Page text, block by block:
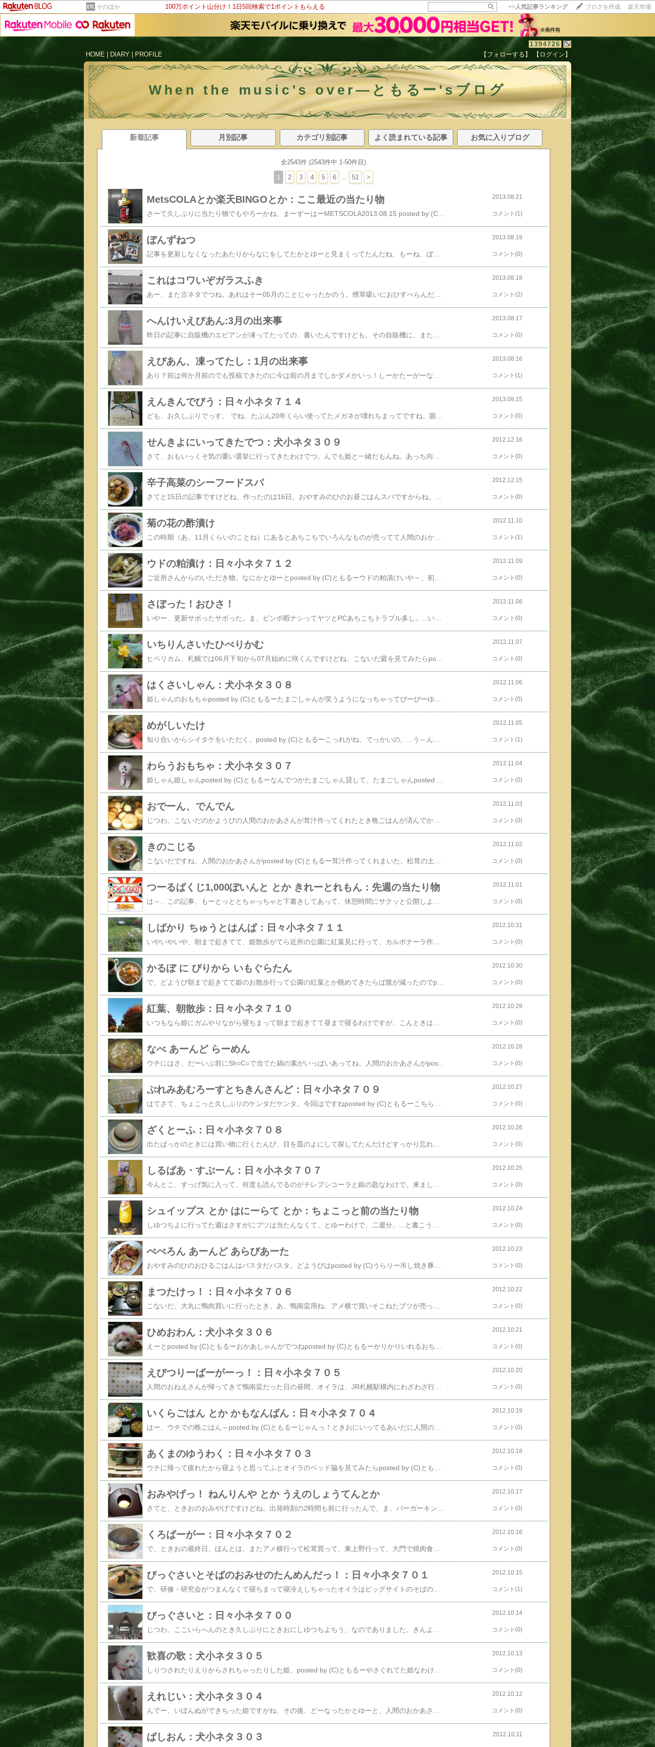
そのほか 100万ポイント山分け！1日5回検索で1ポイントもらえる >>人気記事ランキング ブログを作成 楽天市場
1394726
HOME
DIARY PROFILE 【フォローする】 【ログイン】
When the music's over―ともるー'sブログ
新着記事 月別記事 カテゴリ別記事 よく読まれている記事 お気に入りブログ
全2543件 (2543件中 1-50件目)
1 2 3 4 5 6 51 >
MetsCOLAとか楽天BINGOとか：ここ最近の当たり物
さーて久しぶりに当たり物でもやろーかね。まーずーはーMETSCOLA2013.08.15 posted by (C)ともるーモニプラかexciteクーポン(だったと思う)MetsCOLAトクホでんがな。これは最近、ヘルシアとか黒烏龍茶とか、トクホに凝りつつポテチ一袋喰っちゃう人間のおかあさんにあげましょうとも。んでね、多分一か月ぶりくらいに当たったのがposted by (C)ともるー楽天BINGOだっ！posted by (C)ともるーcongratulationposted by (C)ともるー選んでみたところposted by (C)ともるー50point Getだ！ぶっちゃけそれより嬉しかったのが１日たった51人しかあたらないposted by (C)ともるー電子ブック楽天〈Kobo〉初めて当たった。うれひいよぉ。←ま、ゆっちゃえば人気blogランキングへ←1pointなんですけどね。その他はposted by (C)ともるーG-Pointビンゴのお庭41,094番posted by (C)ともるーClubPanasonicP1グランプリ10,835番posted by (C)ともるーGpointクエスト3,747番posted by (C)ともるーECナビクッキングマスター3,637番posted by (C)ともるーま、ほどほどだったかも。
2013.08.21
コメント(1)
ぼんずねつ
記事を更新しなくなったあたりからなにをしてたかとゆーと見まくってたんだね。もーね、ぼんずひーばー。サイコーにおもしろいんだわposted by (C)ともるーBONES最初は人間のおねえさんが気に入って見ててね人間のおかあさんも見ててね、ウチ帰ったら二人がクッション抱えて見てるかDVDが映ったまま二人とも寝てるかだったのほんで姫はとほーに暮れてて。んで、オイラはハマるととことんハマるヒトだからしてほいでちゃんとパッケージでもってたいヒトなもんだからposted by (C)ともるーこーなるわけでつね。ほんで、順番通りに見たいヒトなんだ、オイラわ。とかゆーわけでぼんずねつ、いまだ冷めず！毎晩、夜な夜な見てるオレでつ。←いやー人気blogランキングへ←飽きないんだコレがでさ、字幕に異議あり！一番不満なのはproofとevidenceを両方とも「証拠」ってカンタンに訳しちゃうとこ。違うだろ、コレ。本編ではproofって滅多に出てこない言葉なんだけどproofって、心証も含めた証拠の意味で使われてんのねんでevidenceは物的証拠なワケでつよ、DNAやらマテリアルやらなんやかんや。せめてproofは「心証」って訳して欲しいオレでつ。もう一つはお名前。本編では状況によって呼びかけ方が違うの。ジャック・ホッジスってヒトへの呼びかけでも「ジャック」と「ホッジス」と「ドクターホッジス」って呼び分けてるの。モンテネグロさんは「ホッジー」って呼んだこともあったの。さすがに「ホッジー」はそのまんま字幕出たけど、ほかはぜんぶ「ジャック」なのね、字幕。違うだろコレ！もーちょっと考えて字幕つけて欲しいぜ。あとね、心理学用語も間違いばっか。そもそもshrinkってのは「心理療法をするヒト」って意味で「精神科医」じゃないじゃない。ドクター・スウィーツは医師免許持ってないし。ならば、「臨床心理士」くらいに訳せよって感じで。あ、書き出したらいっぱい出てくる出てくる。「解離」も多用されてるけどdissociationだけなはずなんだよね、「解離」。めんどくさいから略すけどさもーちょこっと気をつかっていただきたい。これさ、訳してる人に言ってるなじゃくて訳にOK出す会社に言いたいんだわ。マジで。
2013.08.19
コメント(0)
これはコワいぞガラスふき
あー、また古ネタでつね。あれはそー05月のことじゃったかのう。煙草吸いにおひすべらんだに出てみたらばむこーにおにーさんがおったのじゃ。posted by (C)ともるーおにーさんはバケツ降ろしてposted by (C)ともるー身を乗り出してposted by (C)ともるー足場みっけてposted by (C)ともるーさーらーにー降りてってposted by (C)ともるーファッサード(？)的ななにものかにonそしてposted by (C)ともるーなにごともなかたかのよーにposted by (C)ともるーガラスを拭いてくのであった。おにーさんてば、エラすぎ。サイコーに、こえーっす。←実にもー人気blogランキングへ←平然と拭いていらっしゃったでつねこのころに、作ったのはposted by (C)ともるーアラビアータとposted by (C)ともるーコトリヤード風エビとタラの蒸し煮
2013.08.18
コメント(2)
へんけいえびあん:3月の出来事 2013.08.17
コメント(0)
えびあん、凍ってたし：1月の出来事 2013.08.16
コメント(1)
えんきんでびう：日々小ネタ７１４ 2013.08.15
コメント(0)
せんきよにいってきたでつ：犬小ネタ３０９ 2012.12.16
コメント(0)
辛子高菜のシーフードスパ 2012.12.15
コメント(0)
菊の花の酢漬け
この時期（あ、11月くらいのことね）にあるとあちこちでいろんなものが売ってて人間のおかあさんがゲットしたのは紫の菊の花。こーれーでー作ってくれたのがposted by (C)ともるー菊の花の酢の物。これさ珍しい上に（オイラはじめて喰いまいた）シャキシャキしてんまい！←ま、その性質上人気blogランキングへ←メインにはならないんですけどね大滝秀治さんみたいな名脇役でございますとも。
2012.11.10
コメント(1)
ウドの粕漬け：日々小ネタ７１２ 2012.11.09
コメント(0)
さぼった！おひさ！ 2012.11.08
コメント(0)
いちりんさいたひぺりかむ 2012.11.07
コメント(0)
はくさいしゃん：犬小ネタ３０８ 2012.11.06
コメント(0)
めがしいたけ 2012.11.05
コメント(1)
わらうおもちゃ：犬小ネタ３０７ 2012.11.04
コメント(0)
おでーん、でんでん
じつわ、こないだのかようびの人間のおかあさんが茸汁作ってくれたとき晩ごはんが済んでから...てか、火曜の深夜posted by (C)ともるーおでんを仕込んだのでありました。久しぶりに、水曜午前の副業的某所がお休みだったからね。てか、おでん、今シーズンお初だっ！で、例によって例の如くposted by (C)ともるー食べては足しを繰り返し実はまだposted by (C)ともるー食べているのであったとさ。いー色に染まっとるじゃろ？←おでんって飽きないですよね人気blogランキングへ←と思っているのはオイラだけで人間のおかあさんは付き合ってくれてる...って気もしるで、大根やらニンジンやらの皮は例によって例の如くposted by (C)ともるー浅漬けさっ！野菜の皮や葉っぱの浅漬け料理名：浅漬け作者：ともるー■材料（2人分）ダイコンの葉っぱ、皮とはしっこ / 1～1/2本ニンジンの葉っぱ、皮とはしっこ / 1/2～1本セロリの葉っぱ / 2本分生姜 / 一かけ出汁昆布 / 10cm塩かゆかり / 二つまみ■レシピを考えた人のコメントコリコリして美味いす。マリネとかおでんとか、ともかく葉っぱと皮が出たら作るっ！詳細を楽天レシピで見る━━━━━━━━━━━━━━━━━━…↓↓ ポイントが貯まるレシピ サイト ↓↓＞＞最短約 30 秒！▼無料▼会員登録＜＜━━━━━━━━━━━━━━━━━━…
2012.11.03
コメント(0)
きのこじる 2012.11.02
コメント(0)
つーるばくじ1,000ぽいんと とか きれーとれもん：先週の当たり物 2012.11.01
コメント(0)
しばかり ちゅうとはんぱ：日々小ネタ７１１
いやいやいや、朝まで起きてて、姫散歩がてら近所の公園に紅葉見に行って、カルボナーラ作って喰った、までは良かったんですがね。そっから寝ちゃって起きたら夕方さ。しまったしまったposted by (C)ともるー芝がこんなんだから芝刈りしようと思ってたんだった。てなもんで夕方に始めたら～芝刈り機回らん！ので開けてみたらば土がこびりついてるじゃん！のできれいに取って動かしてみたらば今度は芝刈れんそりゃそーなのね。替え刃出してきて比べてみたらposted by (C)ともるーこーですもん。...で、posted by (C)ともるー取り替える。んなことをこないだSh○C○で当たったposted by (C)ともるーやすらぎ気分のコーン茶なんか飲みながらやってたら暗くなってきちゃったじゃん！posted by (C)ともるー残念無念の撤収。明日とかやればいいやとか思ってたら雨だったさ。←で、それ以降人気blogランキングへ←ぜーんぶ週末雨降り芝刈り未だ完了せず。posted by (C)ともるーのんきに飲んでる場合じゃなかったぜ。
2012.10.31
コメント(0)
かるぼ に ぴりから いもぐらたん 2012.10.30
コメント(0)
紅葉、朝散歩：日々小ネタ７１０ 2012.10.29
コメント(0)
なべ あーんど らーめん
ウチにはさ、だーいぶ前にSh○C○で当てた鍋の素がいっぱいあってね。人間のおかあさんがposted by (C)ともるー鍋作ってくれまいた。でさ、なんせ人間のおねえさんがいないと二人なわけで一日じゃ食べきらないわけで。次の日も、鍋なんだけど。この鍋の素はスグレモノだぞ。なんてったて、posted by (C)ともるー鍋ラーメンになる。posted by (C)ともるーわけだ。こりゃー美味いしいいわ～。は～、うまうま！！...で、この鍋ラーメンの素ですけどねまだまだいっぱい余ってるのでまた喰う！！←そのそれですが人間のおかあさんが「モツ鍋にも合いそう」って言ってた人気blogランキングへ←同感なりその前に作ってくれたカレーもね翌日はposted by (C)ともるーカレーうどんさ。は～、うまうま！！オイラの若いおともだち秋風すうさんがposted by (C)ともるーいきなり！ピポリポン THE MIGHTY LOCAL HEROINE 31ほか のデートをぶっ潰せ！！ DATE AMIDST BATTLE!を出しました。頑張ってるぜ、秋風すうさん。posted by (C)ともるー裏表紙っ！お問い合わせは、発行サークルのMOMIJIスタジオmomiji_205(あっとまーく)yahoo.co.jpメールするときには「あっとまーく」を「＠」にしてくださいねまで。600円＋送料です。
2012.10.28
コメント(0)
ぷれみあむろーすとちきんさんど：日々小ネタ７０９ 2012.10.27
コメント(0)
ざくとーふ：日々小ネタ７０８
出たばっかのときには買い物に行くたんび、目を皿のよにして探してたんだけどすっかり忘れてたー。んだが人間のおかあさんが買ってきてくれまいた。posted by (C)ともるーザクとうふなんでもposted by (C)ともるーザクとうふデザート仕様 typeDらしい。食す。......ぷ、ぷりん？のよーな豆腐のよーなう～ん微妙。←醤油をかけて食してみた人間のおかあさん曰く人気blogランキングへ←「合わない」...らしいオイラの若いおともだち秋風すうさんがposted by (C)ともるーいきなり！ピポリポン THE MIGHTY LOCAL HEROINE 31ほか のデートをぶっ潰せ！！ DATE AMIDST BATTLE!を出しました。頑張ってるぜ、秋風すうさん。posted by (C)ともるー裏表紙っ！お問い合わせは、発行サークルのMOMIJIスタジオmomiji_205(あっとまーく)yahoo.co.jpメールするときには「あっとまーく」を「＠」にしてくださいねまで。600円＋送料です。
2012.10.26
コメント(0)
しるばあ・すぷーん：日々小ネタ７０７ 2012.10.25
コメント(0)
シュイップス とか はにーらて とか：ちょこっと前の当たり物 2012.10.24
コメント(0)
ぺぺろん あーんど あらびあーた 2012.10.23
コメント(0)
まつたけっ！：日々小ネタ７０６ 2012.10.22
コメント(0)
ひめおわん：犬小ネタ３０６ 2012.10.21
コメント(0)
えびつりーばーがーっ！：日々小ネタ７０５
人間のおねえさんが帰ってきて鴨南蛮だった日の昼間、オイラは、JR札幌駅構内にわざわざ行ってそいから人間のおかあさんにメールしといたのだった。だってねposted by (C)ともるーコレ買ったの。おひすから一番近いロッテリアがJR駅構内なのね。これってば、数量限定だからして駅構内ならば、だいじょぶだろーと。行ってみたらばゴンゴンと箱があって作っては置き作っては置き。並ぶの覚悟だったんですけど(ホントは並ぶの大っ嫌いなんですけどね)すんなり二箱買える。うほほーい。じゃんっ！posted by (C)ともるーエビツリーバーガーだっ！五段っすよ五段。五段でごしゃくいぇん。で、だからごはんつくんなくていいよっつーコトを含意したメールだったわけでつが蕎麦打った人間のおねえさんが帰ってきたなら鴨南蛮とエビツリーバーガー両方いただきましょうとも！...てかぜってームリ。あ゛ー、一箱にしとけばいかった。んだが、今度はチーズタワーにチャレンジだっ！...かようびは副業的某所なんだけど、買えるんだべか。←知らなかったんだけどさ人気blogランキングへ←Kitacaで入場すると黙って帰してくんないのね、自動改札機。駅員さんに「見送りでーす」とかゆってみたで、イクラごはんと鴨南蛮の間にはposted by (C)ともるービーフシチューとかposted by (C)ともるーパンケーキというかホットケーキは～、うまうま！！オイラの若いおともだち秋風すうさんがposted by (C)ともるーいきなり！ピポリポン THE MIGHTY LOCAL HEROINE 31ほか のデートをぶっ潰せ！！ DATE AMIDST BATTLE!を出しました。頑張ってるぜ、秋風すうさん。posted by (C)ともるー裏表紙っ！お問い合わせは、発行サークルのMOMIJIスタジオmomiji_205(あっとまーく)yahoo.co.jpメールするときには「あっとまーく」を「＠」にしてくださいねまで。600円＋送料です。
2012.10.20
コメント(0)
いくらごはん とか かもなんばん：日々小ネタ７０４
はー、ウチでの晩ごはん～posted by (C)ともるーじゃんっ！ときおにいってるあいだに人間のおかあさんがイクラの醤油漬け作ってくれたのでposted by (C)ともるーかけて喰うべしはー、うまうま！！つってる間に、人間のおねえさんが、蕎麦打って帰ってきたのでposted by (C)ともるー鴨南蛮だっ！はー、うまうま！！←で、このね、鴨ですけどね人気blogランキングへ←大丸でお買い上げするよう人間のおかあさんから依頼アリブロックしか売ってなかったんだよね－。んなわけで大人買い～。おいくらだったかとゆーとこちらオイラの若いおともだち秋風すうさんがposted by (C)ともるーいきなり！ピポリポン THE MIGHTY LOCAL HEROINE 31ほか のデートをぶっ潰せ！！ DATE AMIDST BATTLE!を出しました。頑張ってるぜ、秋風すうさん。posted by (C)ともるー裏表紙っ！お問い合わせは、発行サークルのMOMIJIスタジオmomiji_205(あっとまーく)yahoo.co.jpメールするときには「あっとまーく」を「＠」にしてくださいねまで。600円＋送料です。
2012.10.19
コメント(0)
あくまのゆうわく：日々小ネタ７０３ 2012.10.18
コメント(0)
おみやげっ！ ねんりんや とか うえのしょうてんとか 2012.10.17
コメント(0)
くろばーがー：日々小ネタ７０２ 2012.10.16
コメント(0)
びっぐさいとそばのおみせのたんめんだっ！：日々小ネタ７０１
で、研修・研究会がつまんなくて寝ちまって寝冷えしちゃったオイラはビッグサイトのそばのお店をあちこちうろつき結局お店前のメニューに惹かれて楽苑に決定。なんせ、東方明珠飯店のposted by (C)ともるー原湯面ろっぴゃくごじゆういぇんに惚れましたから。てなわけで、posted by (C)ともるー楽苑の野菜たっぷりタンメンはっぴょくにじういぇん東方明珠飯店のと違うのはとろみがついてないこと。...東京ってばあっついからしてとろみなしがありがたいっす。風邪っぴきにはたいへん美味し。タンメンってあんまりお高くないんでつね。...してみると原価があんまり高くないとみた！このね、あんましお高くないとこが、好感度高し！！←で、午後また寝ちった、ってのはどうだろう？人気blogランキングへ←腹は、くちーしオイラの若いおともだち秋風すうさんがposted by (C)ともるーいきなり！ピポリポン THE MIGHTY LOCAL HEROINE 31ほか のデートをぶっ潰せ！！ DATE AMIDST BATTLE!を出しました。頑張ってるぜ、秋風すうさん。posted by (C)ともるー裏表紙っ！お問い合わせは、発行サークルのMOMIJIスタジオmomiji_205(あっとまーく)yahoo.co.jpメールするときには「あっとまーく」を「＠」にしてくださいねまで。600円＋送料です。
2012.10.15
コメント(1)
びっぐさいと：日々小ネタ７００ 2012.10.14
コメント(0)
歓喜の歌：犬小ネタ３０５ 2012.10.13
コメント(0)
えれじい：犬小ネタ３０４ 2012.10.12
コメント(0)
ぱしおん：犬小ネタ３０３ 2012.10.11